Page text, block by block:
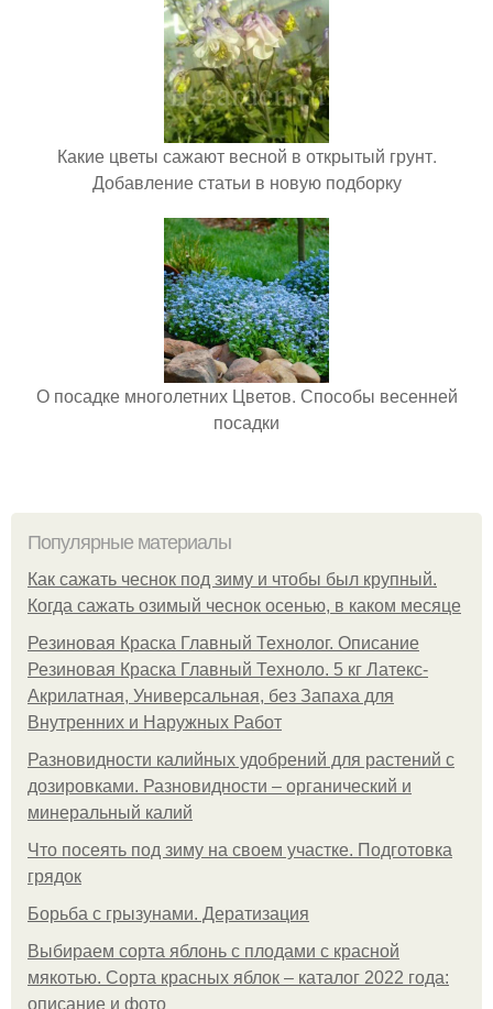
Какие цветы сажают весной в открытый грунт.
Добавление статьи в новую подборку
О посадке многолетних Цветов. Способы весенней
посадки
Популярные материалы
Как сажать чеснок под зиму и чтобы был крупный.
Когда сажать озимый чеснок осенью, в каком месяце
Резиновая Краска Главный Технолог. Описание
Резиновая Краска Главный Техноло. 5 кг Латекс-
Акрилатная, Универсальная, без Запаха для
Внутренних и Наружных Работ
Разновидности калийных удобрений для растений с
дозировками. Разновидности – органический и
минеральный калий
Что посеять под зиму на своем участке. Подготовка
грядок
Борьба с грызунами. Дератизация
Выбираем сорта яблонь с плодами с красной
мякотью. Сорта красных яблок – каталог 2022 года:
описание и фото